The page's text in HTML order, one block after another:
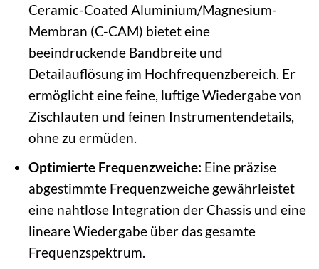
Ceramic-Coated Aluminium/Magnesium-
Membran (C-CAM) bietet eine
beeindruckende Bandbreite und
Detailauflösung im Hochfrequenzbereich. Er
ermöglicht eine feine, luftige Wiedergabe von
Zischlauten und feinen Instrumentendetails,
ohne zu ermüden.
Optimierte Frequenzweiche: Eine präzise
abgestimmte Frequenzweiche gewährleistet
eine nahtlose Integration der Chassis und eine
lineare Wiedergabe über das gesamte
Frequenzspektrum.